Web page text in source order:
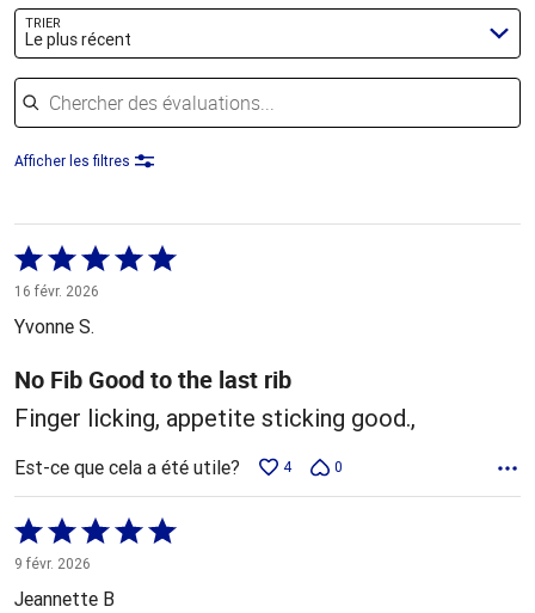
TRIER
Le plus récent
Chercher des évaluations
Afficher les filtres
Coté
5 sur
5
16 févr. 2026
Yvonne S.
No Fib Good to the last rib
Finger licking, appetite sticking good.,
Est-ce que cela a été utile? 4 0
Coté
5 sur
5
9 févr. 2026
Jeannette B